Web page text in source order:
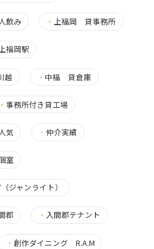
飲み ・上福岡 貸事務所
福岡駅
越 ・中福 貸倉庫
・ 事務所付き貸工場
気 ・仲介実績
室
ジャンライト）
郡 ・ 入間郡テナント
・創作ダイニング R.A.M